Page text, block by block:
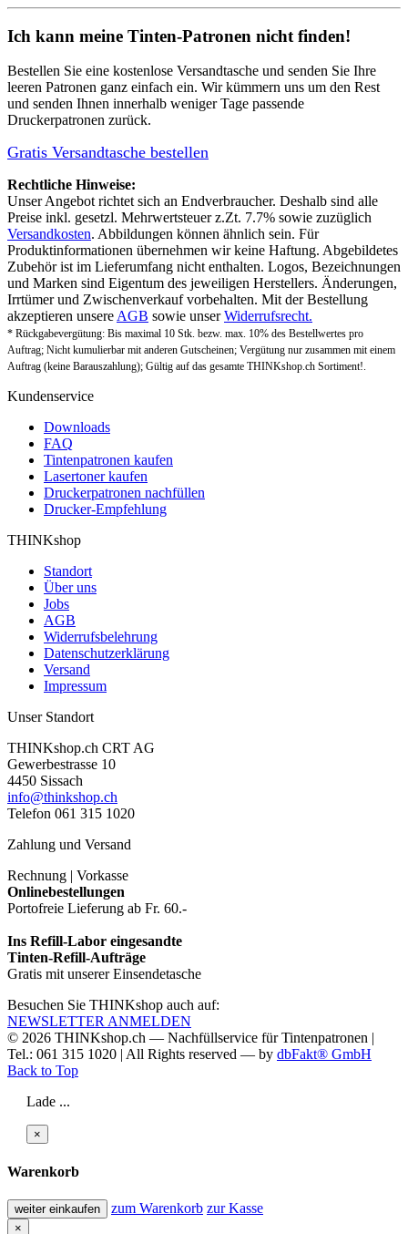
Ich kann meine Tinten-Patronen nicht finden!
Bestellen Sie eine kostenlose Versandtasche und senden Sie Ihre
leeren Patronen ganz einfach ein. Wir kümmern uns um den Rest
und senden Ihnen innerhalb weniger Tage passende
Druckerpatronen zurück.
Gratis Versandtasche bestellen
Rechtliche Hinweise:
Unser Angebot richtet sich an Endverbraucher. Deshalb sind alle
Preise inkl. gesetzl. Mehrwertsteuer z.Zt. 7.7% sowie zuzüglich
Versandkosten. Abbildungen können ähnlich sein. Für
Produktinformationen übernehmen wir keine Haftung. Abgebildetes
Zubehör ist im Lieferumfang nicht enthalten. Logos, Bezeichnungen
und Marken sind Eigentum des jeweiligen Herstellers. Änderungen,
Irrtümer und Zwischenverkauf vorbehalten. Mit der Bestellung
akzeptieren unsere AGB sowie unserWiderrufsrecht.
* Rückgabevergütung: Bis maximal 10 Stk. bezw. max. 10% des Bestellwertes pro
Auftrag; Nicht kumulierbar mit anderen Gutscheinen; Vergütung nur zusammen mit einem
Auftrag (keine Barauszahlung); Gültig auf das gesamte THINKshop.ch Sortiment!.
Kundenservice
Downloads
FAQ
Tintenpatronen kaufen
Lasertoner kaufen
Druckerpatronen nachfüllen
Drucker-Empfehlung
THINKshop
Standort
Über uns
Jobs
AGB
Widerrufsbelehrung
Datenschutzerklärung
Versand
Impressum
Unser Standort
THINKshop.ch CRT AG
Gewerbestrasse 10
4450 Sissach
info@thinkshop.ch
Telefon 061 315 1020
Zahlung und Versand
Rechnung | Vorkasse
Onlinebestellungen
Portofreie Lieferung ab Fr. 60.-
Ins Refill-Labor eingesandte
Tinten-Refill-Aufträge
Gratis mit unserer Einsendetasche
Besuchen Sie THINKshop auch auf:
NEWSLETTER ANMELDEN
© 2026 THINKshop.ch — Nachfüllservice fürTintenpatronen |
Tel.: 061 315 1020 | All Rights reserved — by dbFakt® GmbH
Back to Top
Lade ...
×
Warenkorb
weiter einkaufen zum Warenkorb zur Kasse
×